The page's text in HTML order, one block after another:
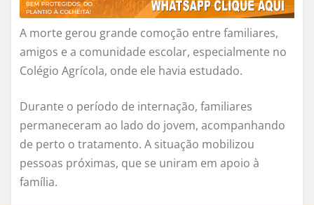
A morte gerou grande comoção entre familiares,
amigos e a comunidade escolar, especialmente no
Colégio Agrícola, onde ele havia estudado.
Durante o período de internação, familiares
permaneceram ao lado do jovem, acompanhando
de perto o tratamento. A situação mobilizou
pessoas próximas, que se uniram em apoio à
família.